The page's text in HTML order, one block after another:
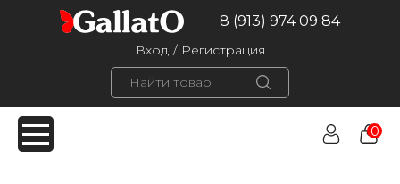
8 (913) 974 09 84
Вход / Регистрация
0